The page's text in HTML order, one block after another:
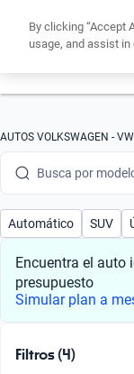
AUTOS VOLKSWAGEN -
Busca por marca
Busca por
Busca por
Busca por marca
Automático SUV
Encuentra el auto
presupuesto
Simular plan a
Filtros (4)
By clicking “Accept
usage, and assist